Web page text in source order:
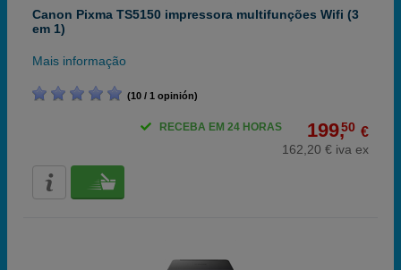
Canon Pixma TS5150 impressora multifunções Wifi (3
em 1)
Mais informação
(10 / 1 opinión)
199,50 €
162,20 € iva ex
RECEBA EM 24 HORAS